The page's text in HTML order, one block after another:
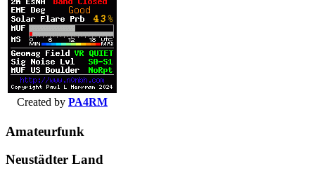
Created by PA4RM
Amateurfunk
Neustädter Land